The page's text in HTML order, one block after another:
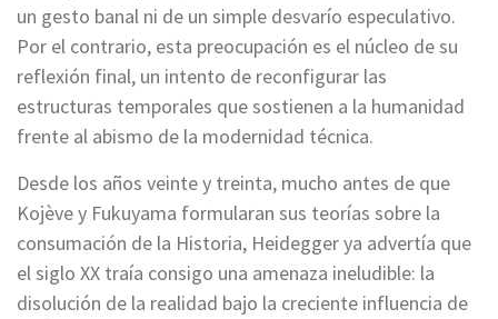
un gesto banal ni de un simple desvarío especulativo.
Por el contrario, esta preocupación es el núcleo de su
reflexión final, un intento de reconfigurar las
estructuras temporales que sostienen a la humanidad
frente al abismo de la modernidad técnica.
Desde los años veinte y treinta, mucho antes de que
Kojève y Fukuyama formularan sus teorías sobre la
consumación de la Historia, Heidegger ya advertía que
el siglo XX traía consigo una amenaza ineludible: la
disolución de la realidad bajo la creciente influencia de